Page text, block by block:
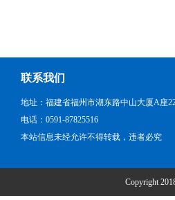
联系我们
地址：福建省福州市湖东路中山大厦A座
电话：0591-87825516
本站信息未经允许不得转载，违者必究
Copyright